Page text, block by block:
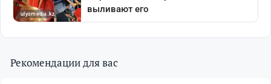
Рекомендации для вас